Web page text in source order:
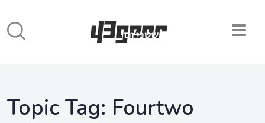
Topic Tag: Fourtwo